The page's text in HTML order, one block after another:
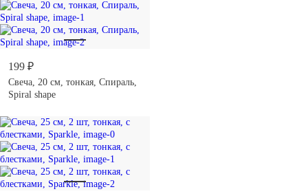
199 ₽
Свеча, 20 см, тонкая, Спираль,
Spiral shape